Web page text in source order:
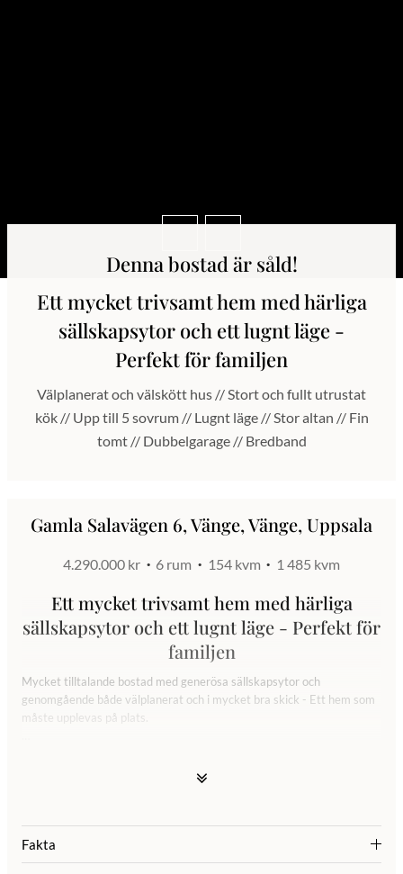
Denna bostad är såld!
Ett mycket trivsamt hem med härliga
sällskapsytor och ett lugnt läge -
Perfekt för familjen
Välplanerat och välskött hus // Stort och fullt utrustat
kök // Upp till 5 sovrum // Lugnt läge // Stor altan // Fin
tomt // Dubbelgarage // Bredband
Gamla Salavägen 6, Vänge, Vänge, Uppsala
4.290.000 kr 6 rum 154 kvm 1 485 kvm
Ett mycket trivsamt hem med härliga
sällskapsytor och ett lugnt läge - Perfekt för
familjen
Mycket tilltalande bostad med generösa sällskapsytor och
genomgående både välplanerat och i mycket bra skick - Ett hem som
måste upplevas på plats.
Ett stort och välkomnande kök med en generös plats för matbordet
Från köket når du tvättstugan med groventré.
Allrummet är husets mittpunkt och ligger i vinkel där ena delen idag
Fakta